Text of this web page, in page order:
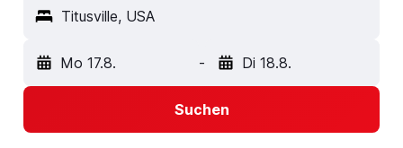
Titusville, USA
Mo 17.8. - Di 18.8.
Suchen